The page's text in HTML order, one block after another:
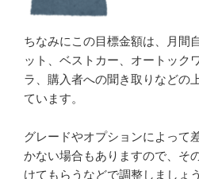
ちなみにこの目標金額は、月間
ット、ベストカー、オートック
ラ、購入者への聞き取りなどの
ています。
グレードやオプションによって
かない場合もありますので、そ
けてもらうなどで調整しましょう